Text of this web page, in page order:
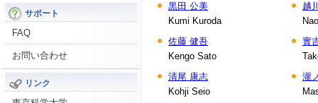
サポート
FAQ
お問い合わせ
リンク
黒田 公美
Kumi Kuroda
越
佐藤 健吾
Kengo Sato
實
清尾 康志
Kohji Seio
瀧